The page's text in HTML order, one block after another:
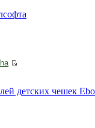
детских чешек